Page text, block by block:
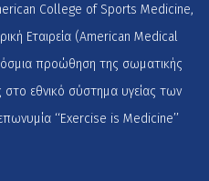
College of Sports Medicine,
Εταιρεία (American Medical
προώθηση της σωματικής
εθνικό σύστημα υγείας των
‘‘Exercise is Medicine’’